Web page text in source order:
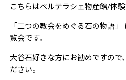
こちらはベルテラシェ物産館/体験
「二つの教会をめぐる石の物語
覧会です。
大谷石好きな方にお勧めですので
ださい。